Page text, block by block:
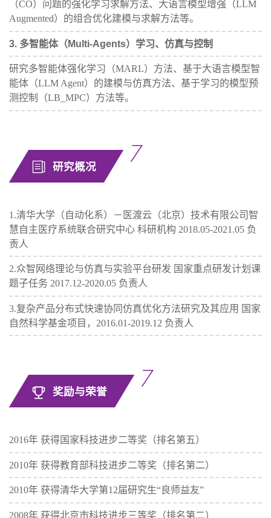
（CO）问题的强化学习求解方法、大语言模型增强（LLM
Augmented）的组合优化建模与求解方法等。
3. 多智能体（Multi-Agents）学习、仿真与控制
研究多智能体强化学习（MARL）方法、基于大语言模型智
能体（LLM Agent）的建模与仿真方法、基于学习的模型预
测控制（LB_MPC）方法等。
研究概况
1.清华大学（自动化系）－医渡云（北京）技术有限公司智
慧自主医疗系统联合研究中心 科研机构 2018.05-2021.05 负
责人
2.众智网络理论与仿真与实验平台研发 国家重点研发计划课
题子任务 2017.12-2020.05 负责人
3.复杂产品分布式快速协同仿真优化方法研究及其应用 国家
自然科学基金项目，2016.01-2019.12 负责人
奖励与荣誉
2016年 获得国家科技进步二等奖（排名第五）
2010年 获得教育部科技进步二等奖（排名第二）
2010年 获得清华大学第12届研究生“良师益友”
2008年 获得北京市科技进步三等奖（排名第二）